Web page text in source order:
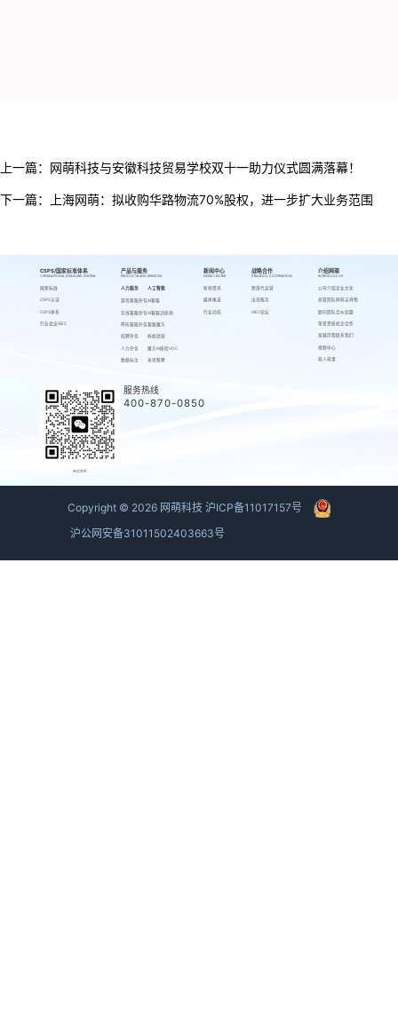
上一篇： 网萌科技与安徽科技贸易学校双十一助力仪式圆满落幕！
下一篇： 上海网萌：拟收购华路物流70%股权，进一步扩大业务范围
CSPS/国家标准体系
CSPS/NATIONAL STANDARD SYSTEM
国家标准
CSPS认证
CSPS体系
行业会议AIEC
产品与服务
PRODUCTS AND SERVICES
人力服务
游戏客服外包
在线客服外包
呼叫客服外包
招聘外包
人力外包
数据标注
人工智能
AI客服
AI客服训练场
客服魔方
蚂蚁绩效
魔方AI质检VOC
来呗智聘
新闻中心
NEWS CENTER
新闻资讯
媒体报道
行业动态
战略合作
STRATEGIC COOPERATION
跨境代运营
出海服务
AIEC论坛
介绍网萌
INTRODUCE US
公司介绍
高管团队
顾问团队
荣誉资质
发展历程
视频中心
萌人萌事
企业文化
网萌吉祥物
合伙加盟
校企合作
联系我们
商务联系
服务热线
400-870-0850
Copyright © 2026 网萌科技 沪ICP备11017157号
沪公网安备31011502403663号